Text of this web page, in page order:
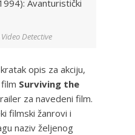
Detective
opis za akciju,
Surviving the
za navedeni film.
filmski žanrovi i
naziv željenog